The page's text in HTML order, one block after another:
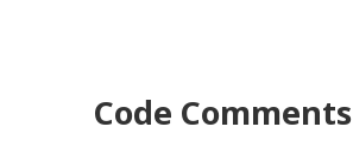
Code Comments